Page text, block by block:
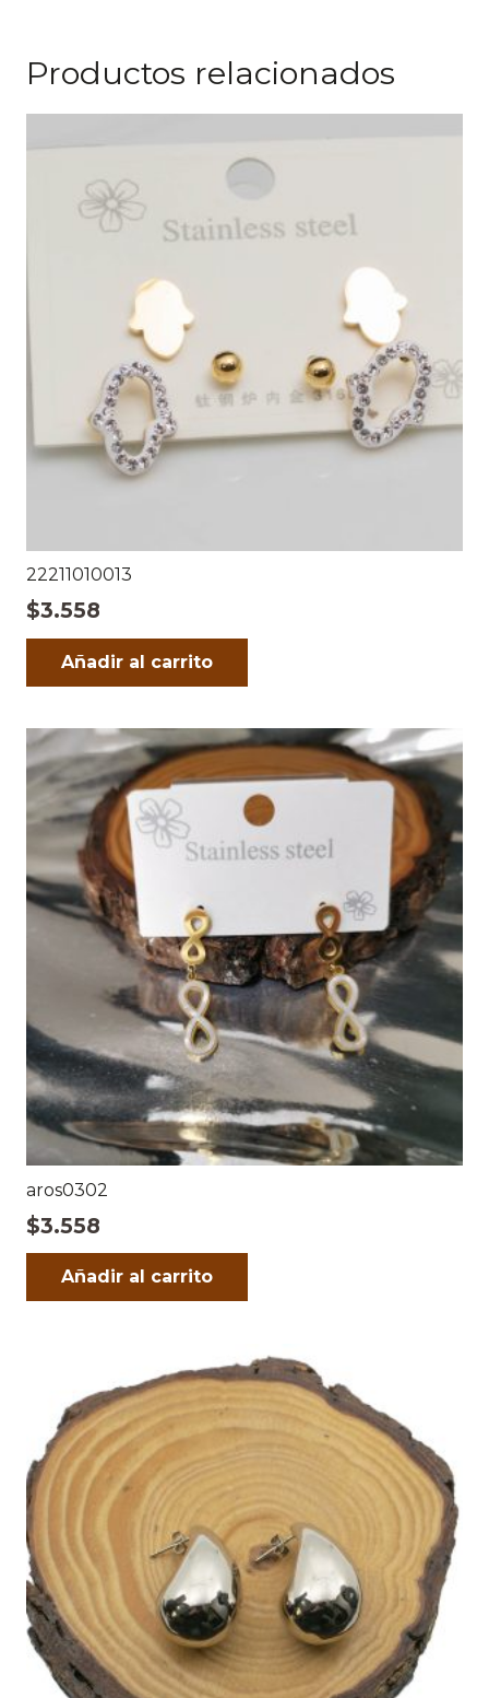
Productos relacionados
22211010013
$3.558
Añadir al carrito
aros0302
$3.558
Añadir al carrito